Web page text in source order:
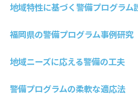
警備プログラムの現場
警備導入の成功事例と教
効果的な警備プログラムの
地域特性に基づく警備プログラム
福岡県の警備プログラム事例研究
地域ニーズに応える警備の工夫
警備プログラムの柔軟な適応法